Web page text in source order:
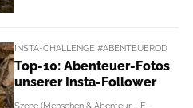
INSTA-CHALLENGE #ABENTEUEROD
Top-10: Abenteuer-Fotos
unserer Insta-Follower